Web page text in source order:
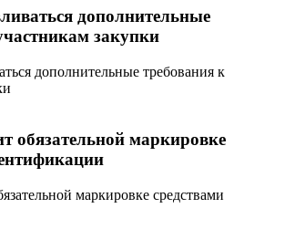
дополнительные
закупки
дополнительные требования к
обязательной маркировке
маркировке средствами